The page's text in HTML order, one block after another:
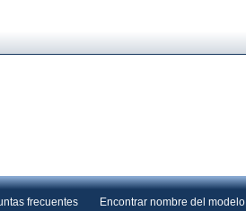
frecuentes Encontrar nombre del modelo